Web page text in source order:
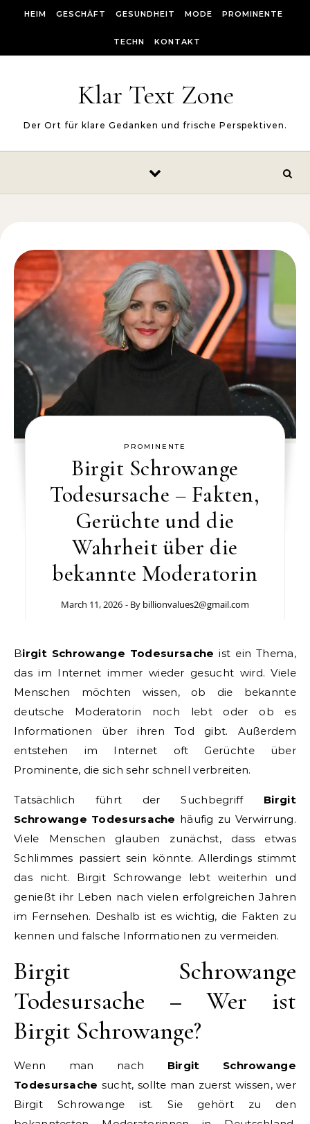
HEIM GESCHÄFT GESUNDHEIT MODE PROMINENTE
TECHN KONTAKT
Klar Text Zone
Der Ort für klare Gedanken und frische Perspektiven.
PROMINENTE
Birgit Schrowange
Todesursache – Fakten,
Gerüchte und die
Wahrheit über die
bekannte Moderatorin
March 11, 2026 - By billionvalues2@gmail.com
Birgit Schrowange Todesursache ist ein Thema,
das im Internet immer wieder gesucht wird. Viele
Menschen möchten wissen, ob die bekannte
deutsche Moderatorin noch lebt oder ob es
Informationen über ihren Tod gibt. Außerdem
entstehen im Internet oft Gerüchte über
Prominente, die sich sehr schnell verbreiten.
Tatsächlich führt der Suchbegriff Birgit
Schrowange Todesursache häufig zu Verwirrung.
Viele Menschen glauben zunächst, dass etwas
Schlimmes passiert sein könnte. Allerdings stimmt
das nicht. Birgit Schrowange lebt weiterhin und
genießt ihr Leben nach vielen erfolgreichen Jahren
im Fernsehen. Deshalb ist es wichtig, die Fakten zu
kennen und falsche Informationen zu vermeiden.
Birgit Schrowange
Todesursache – Wer ist
Birgit Schrowange?
Wenn man nach Birgit Schrowange
Todesursache sucht, sollte man zuerst wissen, wer
Birgit Schrowange ist. Sie gehört zu den